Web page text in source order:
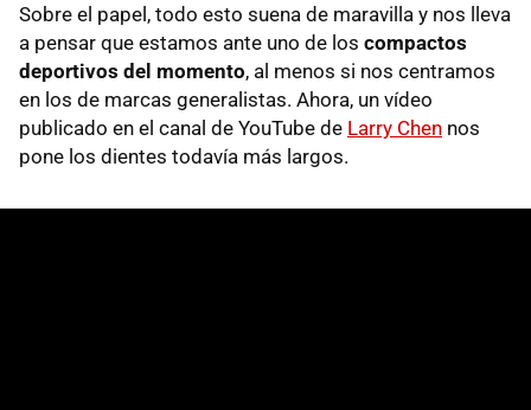
Sobre el papel, todo esto suena de maravilla y nos lleva
a pensar que estamos ante uno de los compactos
deportivos del momento, al menos si nos centramos
en los de marcas generalistas. Ahora, un vídeo
publicado en el canal de YouTube de Larry Chen nos
pone los dientes todavía más largos.